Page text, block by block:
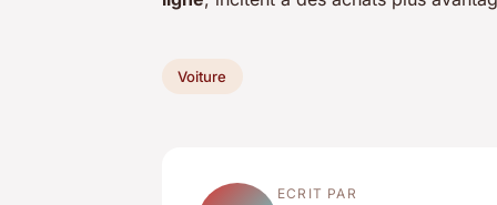
Voiture
ECRIT PAR